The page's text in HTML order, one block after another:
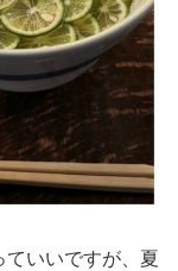
ていいですが、夏